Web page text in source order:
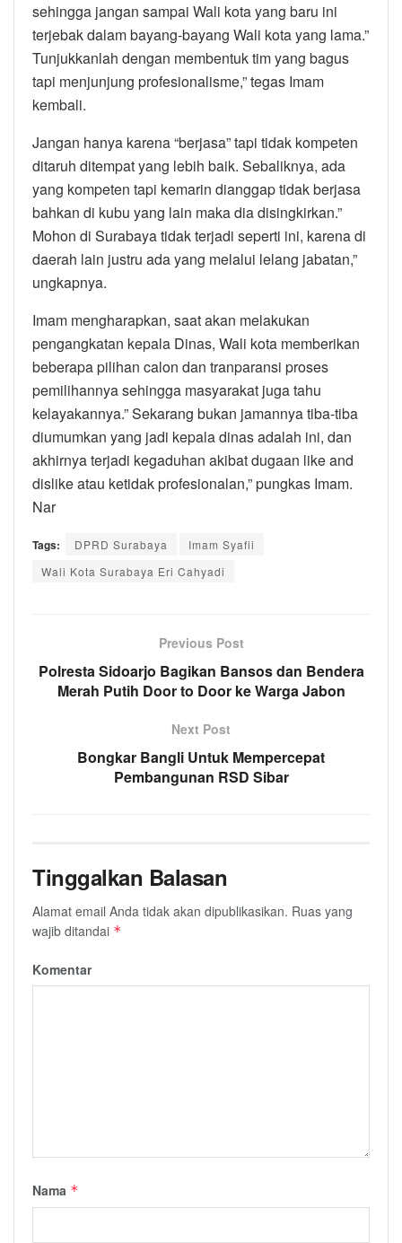
sehingga jangan sampai Wali kota yang baru ini
terjebak dalam bayang-bayang Wali kota yang lama.”
Tunjukkanlah dengan membentuk tim yang bagus
tapi menjunjung profesionalisme,” tegas Imam
kembali.
Jangan hanya karena “berjasa” tapi tidak kompeten
ditaruh ditempat yang lebih baik. Sebaliknya, ada
yang kompeten tapi kemarin dianggap tidak berjasa
bahkan di kubu yang lain maka dia disingkirkan.”
Mohon di Surabaya tidak terjadi seperti ini, karena di
daerah lain justru ada yang melalui lelang jabatan,”
ungkapnya.
Imam mengharapkan, saat akan melakukan
pengangkatan kepala Dinas, Wali kota memberikan
beberapa pilihan calon dan tranparansi proses
pemilihannya sehingga masyarakat juga tahu
kelayakannya.” Sekarang bukan jamannya tiba-tiba
diumumkan yang jadi kepala dinas adalah ini, dan
akhirnya terjadi kegaduhan akibat dugaan like and
dislike atau ketidak profesionalan,” pungkas Imam.
Nar
Tags: DPRD Surabaya
Imam Syafii
Wali Kota Surabaya Eri Cahyadi
Previous Post
Polresta Sidoarjo Bagikan Bansos dan Bendera
Merah Putih Door to Door ke Warga Jabon
Next Post
Bongkar Bangli Untuk Mempercepat
Pembangunan RSD Sibar
Tinggalkan Balasan
Alamat email Anda tidak akan dipublikasikan. Ruas yang
wajib ditandai *
Komentar
Nama *